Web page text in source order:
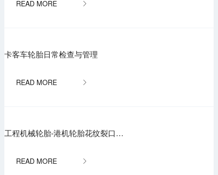

卡客车轮胎日常检查与管理

工程机械轮胎-港机轮胎花纹裂口分析
